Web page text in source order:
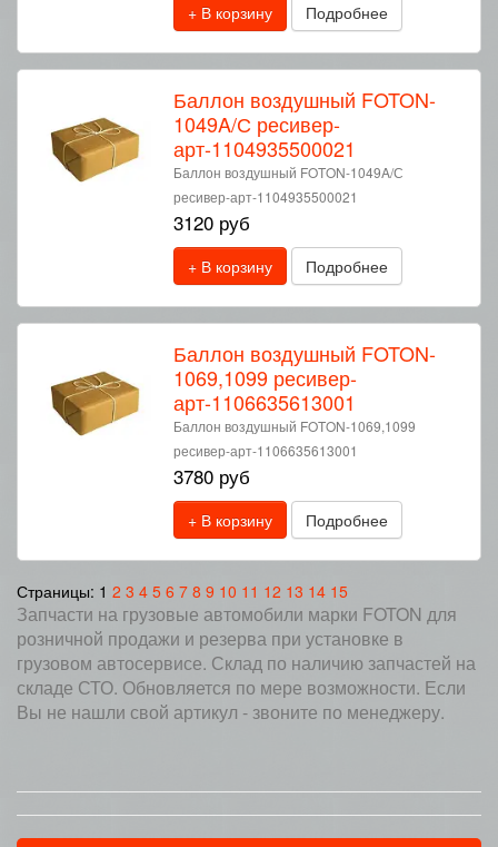
+ В корзину Подробнее
Баллон воздушный FOTON-
1049A/С ресивер-
арт-1104935500021
Баллон воздушный FOTON-1049A/С
ресивер-арт-1104935500021
3120 руб
+ В корзину Подробнее
Баллон воздушный FOTON-
1069,1099 ресивер-
арт-1106635613001
Баллон воздушный FOTON-1069,1099
ресивер-арт-1106635613001
3780 руб
+ В корзину Подробнее
Страницы: 1 2 3 4 5 6 7 8 9 10 11 12 13 14 15
Запчасти на грузовые автомобили марки FOTON для
розничной продажи и резерва при установке в
грузовом автосервисе. Склад по наличию запчастей на
складе СТО. Обновляется по мере возможности. Если
Вы не нашли свой артикул - звоните по менеджеру.